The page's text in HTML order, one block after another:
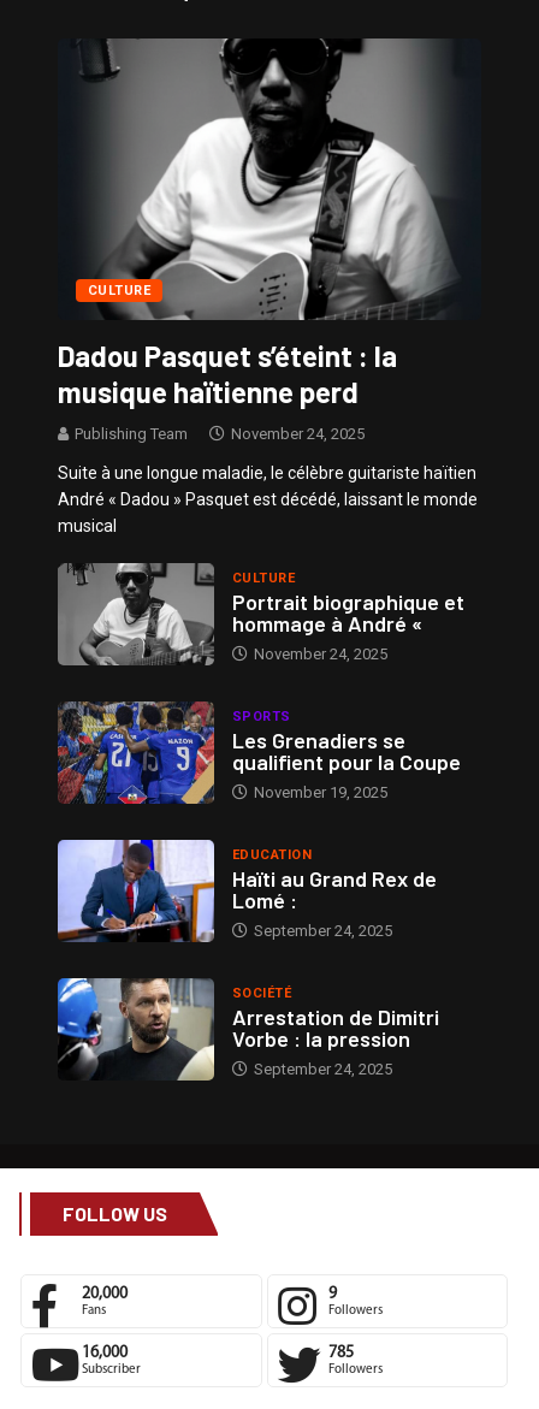
Sissy – Confidences de Stars
CULTURE
Dadou Pasquet s’éteint : la
musique haïtienne perd
Publishing Team November 24, 2025
Suite à une longue maladie, le célèbre guitariste haïtien
André « Dadou » Pasquet est décédé, laissant le monde
musical
CULTURE
Portrait biographique et
hommage à André «
November 24, 2025
SPORTS
Les Grenadiers se
qualifient pour la Coupe
November 19, 2025
EDUCATION
Haïti au Grand Rex de
Lomé :
September 24, 2025
SOCIÉTÉ
Arrestation de Dimitri
Vorbe : la pression
September 24, 2025
FOLLOW US
20,000
Fans
9
Followers
16,000
Subscriber
785
Followers